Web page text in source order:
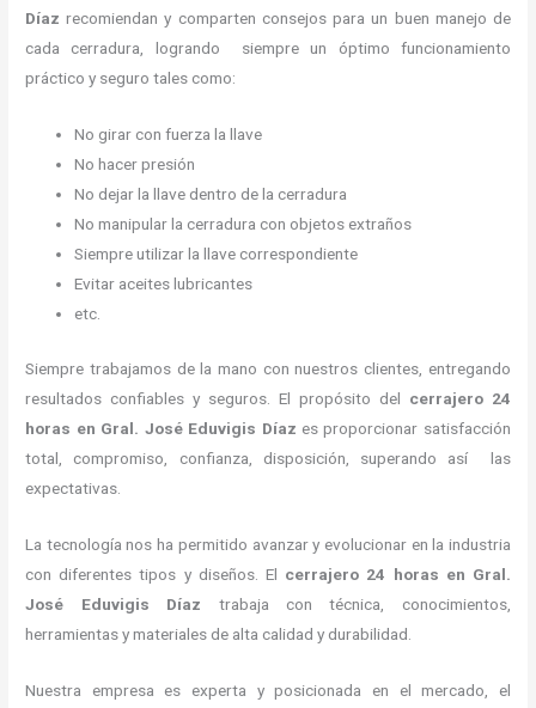
Díaz recomiendan y comparten consejos para un buen manejo de
cada cerradura, logrando siempre un óptimo funcionamiento
práctico y seguro tales como:
No girar con fuerza la llave
No hacer presión
No dejar la llave dentro de la cerradura
No manipular la cerradura con objetos extraños
Siempre utilizar la llave correspondiente
Evitar aceites lubricantes
etc.
Siempre trabajamos de la mano con nuestros clientes, entregando
resultados confiables y seguros. El propósito del cerrajero 24
horas en Gral. José Eduvigis Díaz es proporcionar satisfacción
total, compromiso, confianza, disposición, superando así las
expectativas.
La tecnología nos ha permitido avanzar y evolucionar en la industria
con diferentes tipos y diseños. El cerrajero 24 horas en Gral.
José Eduvigis Díaz trabaja con técnica, conocimientos,
herramientas y materiales de alta calidad y durabilidad.
Nuestra empresa es experta y posicionada en el mercado, el